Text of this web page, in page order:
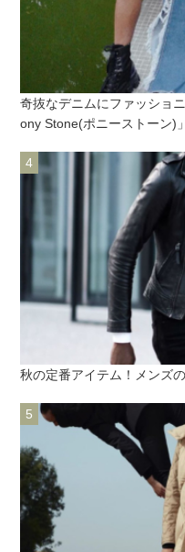
奇抜なデニムにファッショ
ony Stone(ポニーストーン)」
秋の定番アイテム！メンズ